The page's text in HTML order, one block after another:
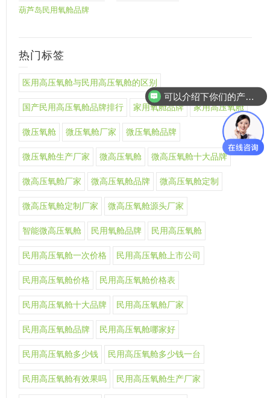
葫芦岛民用氧舱品牌
热门标签
医用高压氧舱与民用高压氧舱的区别
国产民用高压氧舱品牌排行 家用氧舱品牌 家用高压氧舱
微压氧舱 微压氧舱厂家 微压氧舱品牌
微压氧舱生产厂家 微高压氧舱 微高压氧舱十大品牌
微高压氧舱厂家 微高压氧舱品牌 微高压氧舱定制
微高压氧舱定制厂家 微高压氧舱源头厂家
智能微高压氧舱 民用氧舱品牌 民用高压氧舱
民用高压氧舱一次价格 民用高压氧舱上市公司
民用高压氧舱价格 民用高压氧舱价格表
民用高压氧舱十大品牌 民用高压氧舱厂家
民用高压氧舱品牌 民用高压氧舱哪家好
民用高压氧舱多少钱 民用高压氧舱多少钱一台
民用高压氧舱有效果吗 民用高压氧舱生产厂家
你们是怎么收费的呢